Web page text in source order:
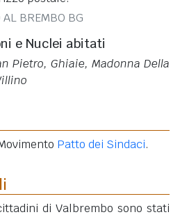
BREMBO BG
e Nuclei abitati
Pietro, Ghiaie, Madonna Della
Patto dei Sindaci.
di Valbrembo sono stati